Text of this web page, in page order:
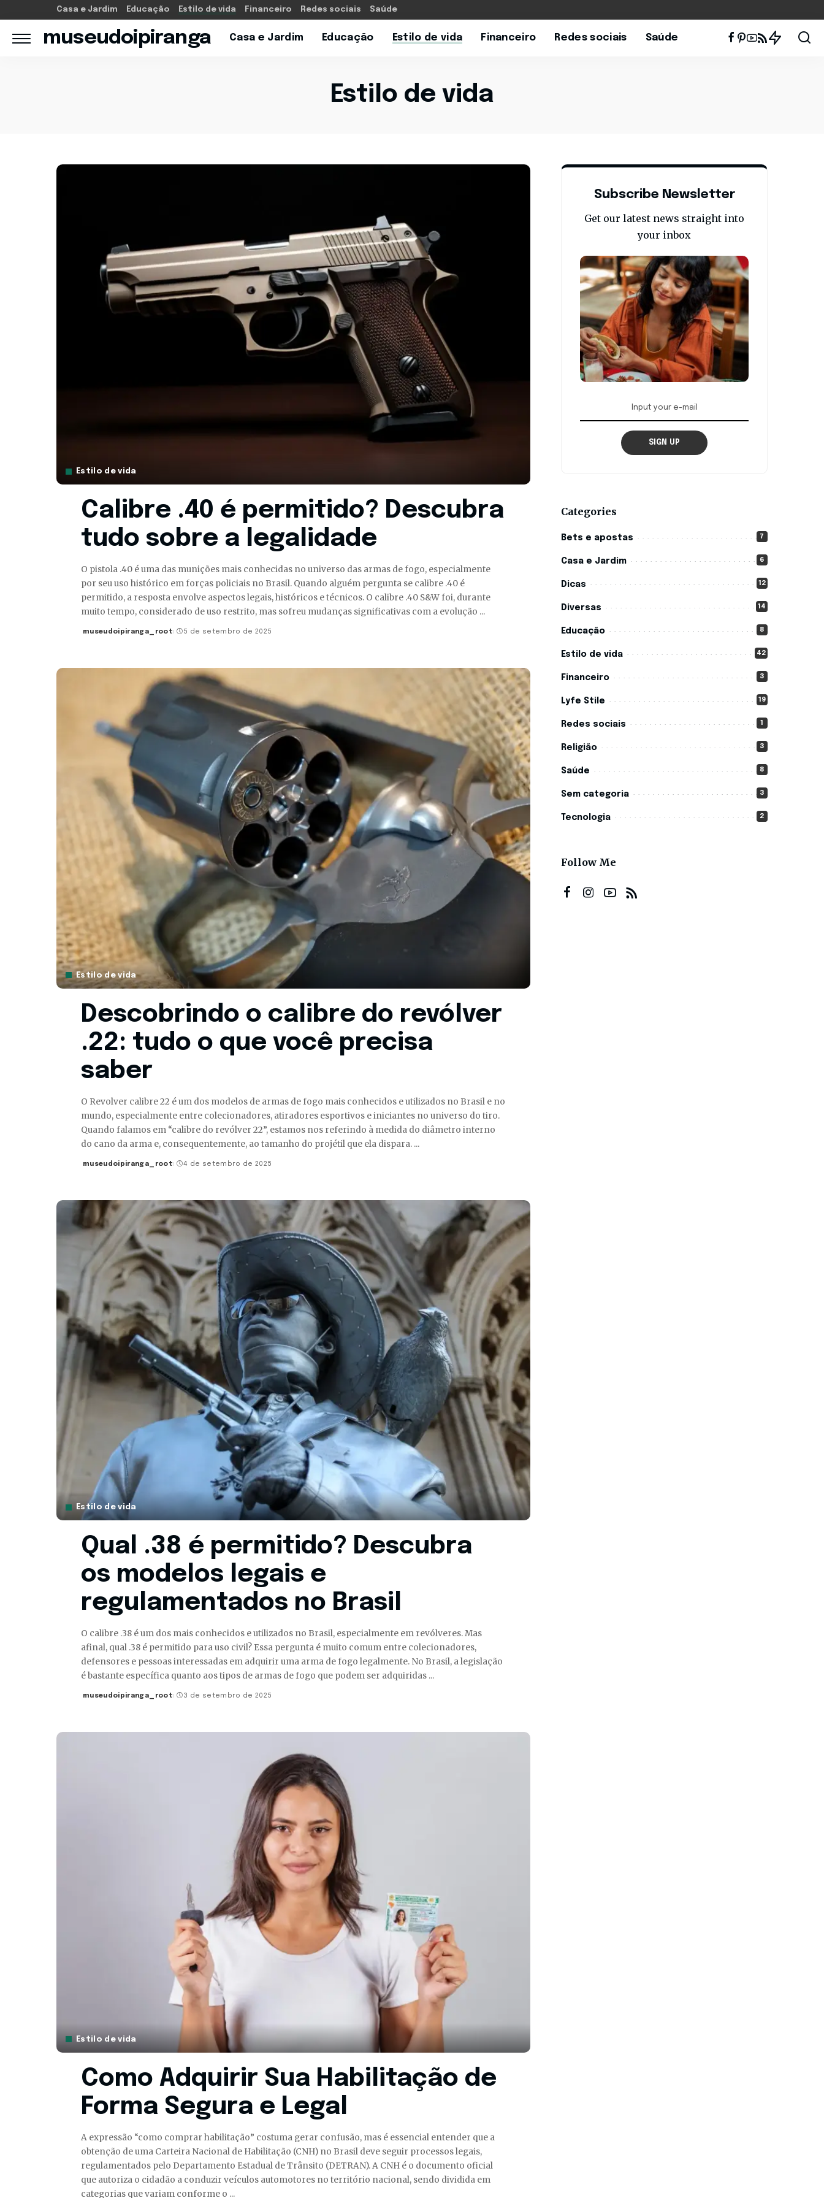
Casa e Jardim Educação Estilo de vida Financeiro Redes sociais Saúde
museudoipiranga Casa e Jardim Educação Estilo de vida Financeiro Redes sociais Saúde
Estilo de vida
Estilo de vida
Calibre .40 é permitido? Descubra
tudo sobre a legalidade
O pistola .40 é uma das munições mais conhecidas no universo das armas de fogo, especialmente
por seu uso histórico em forças policiais no Brasil. Quando alguém pergunta se calibre .40 é
permitido, a resposta envolve aspectos legais, históricos e técnicos. O calibre .40 S&W foi, durante
muito tempo, considerado de uso restrito, mas sofreu mudanças significativas com a evolução ...
museudoipiranga_root 5 de setembro de 2025
Estilo de vida
Descobrindo o calibre do revólver
.22: tudo o que você precisa
saber
O Revolver calibre 22 é um dos modelos de armas de fogo mais conhecidos e utilizados no Brasil e no
mundo, especialmente entre colecionadores, atiradores esportivos e iniciantes no universo do tiro.
Quando falamos em “calibre do revólver 22”, estamos nos referindo à medida do diâmetro interno
do cano da arma e, consequentemente, ao tamanho do projétil que ela dispara. ...
museudoipiranga_root 4 de setembro de 2025
Estilo de vida
Qual .38 é permitido? Descubra
os modelos legais e
regulamentados no Brasil
O calibre .38 é um dos mais conhecidos e utilizados no Brasil, especialmente em revólveres. Mas
afinal, qual .38 é permitido para uso civil? Essa pergunta é muito comum entre colecionadores,
defensores e pessoas interessadas em adquirir uma arma de fogo legalmente. No Brasil, a legislação
é bastante específica quanto aos tipos de armas de fogo que podem ser adquiridas ...
museudoipiranga_root 3 de setembro de 2025
Estilo de vida
Como Adquirir Sua Habilitação de
Forma Segura e Legal
A expressão “como comprar habilitação” costuma gerar confusão, mas é essencial entender que a
obtenção de uma Carteira Nacional de Habilitação (CNH) no Brasil deve seguir processos legais,
regulamentados pelo Departamento Estadual de Trânsito (DETRAN). A CNH é o documento oficial
que autoriza o cidadão a conduzir veículos automotores no território nacional, sendo dividida em
categorias que variam conforme o ...
Subscribe Newsletter
Get our latest news straight into
your inbox
SIGN UP
Categories
Bets e apostas 7
Casa e Jardim 6
Dicas 12
Diversas 14
Educação 8
Estilo de vida 42
Financeiro 3
Lyfe Stile 19
Redes sociais 1
Religião 3
Saúde 8
Sem categoria 3
Tecnologia 2
Follow Me